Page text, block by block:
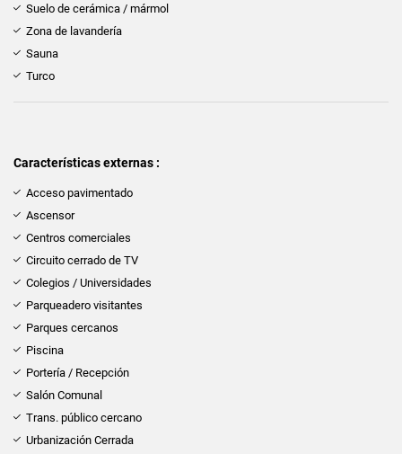
Suelo de cerámica / mármol
Zona de lavandería
Sauna
Turco
Características externas :
Acceso pavimentado
Ascensor
Centros comerciales
Circuito cerrado de TV
Colegios / Universidades
Parqueadero visitantes
Parques cercanos
Piscina
Portería / Recepción
Salón Comunal
Trans. público cercano
Urbanización Cerrada